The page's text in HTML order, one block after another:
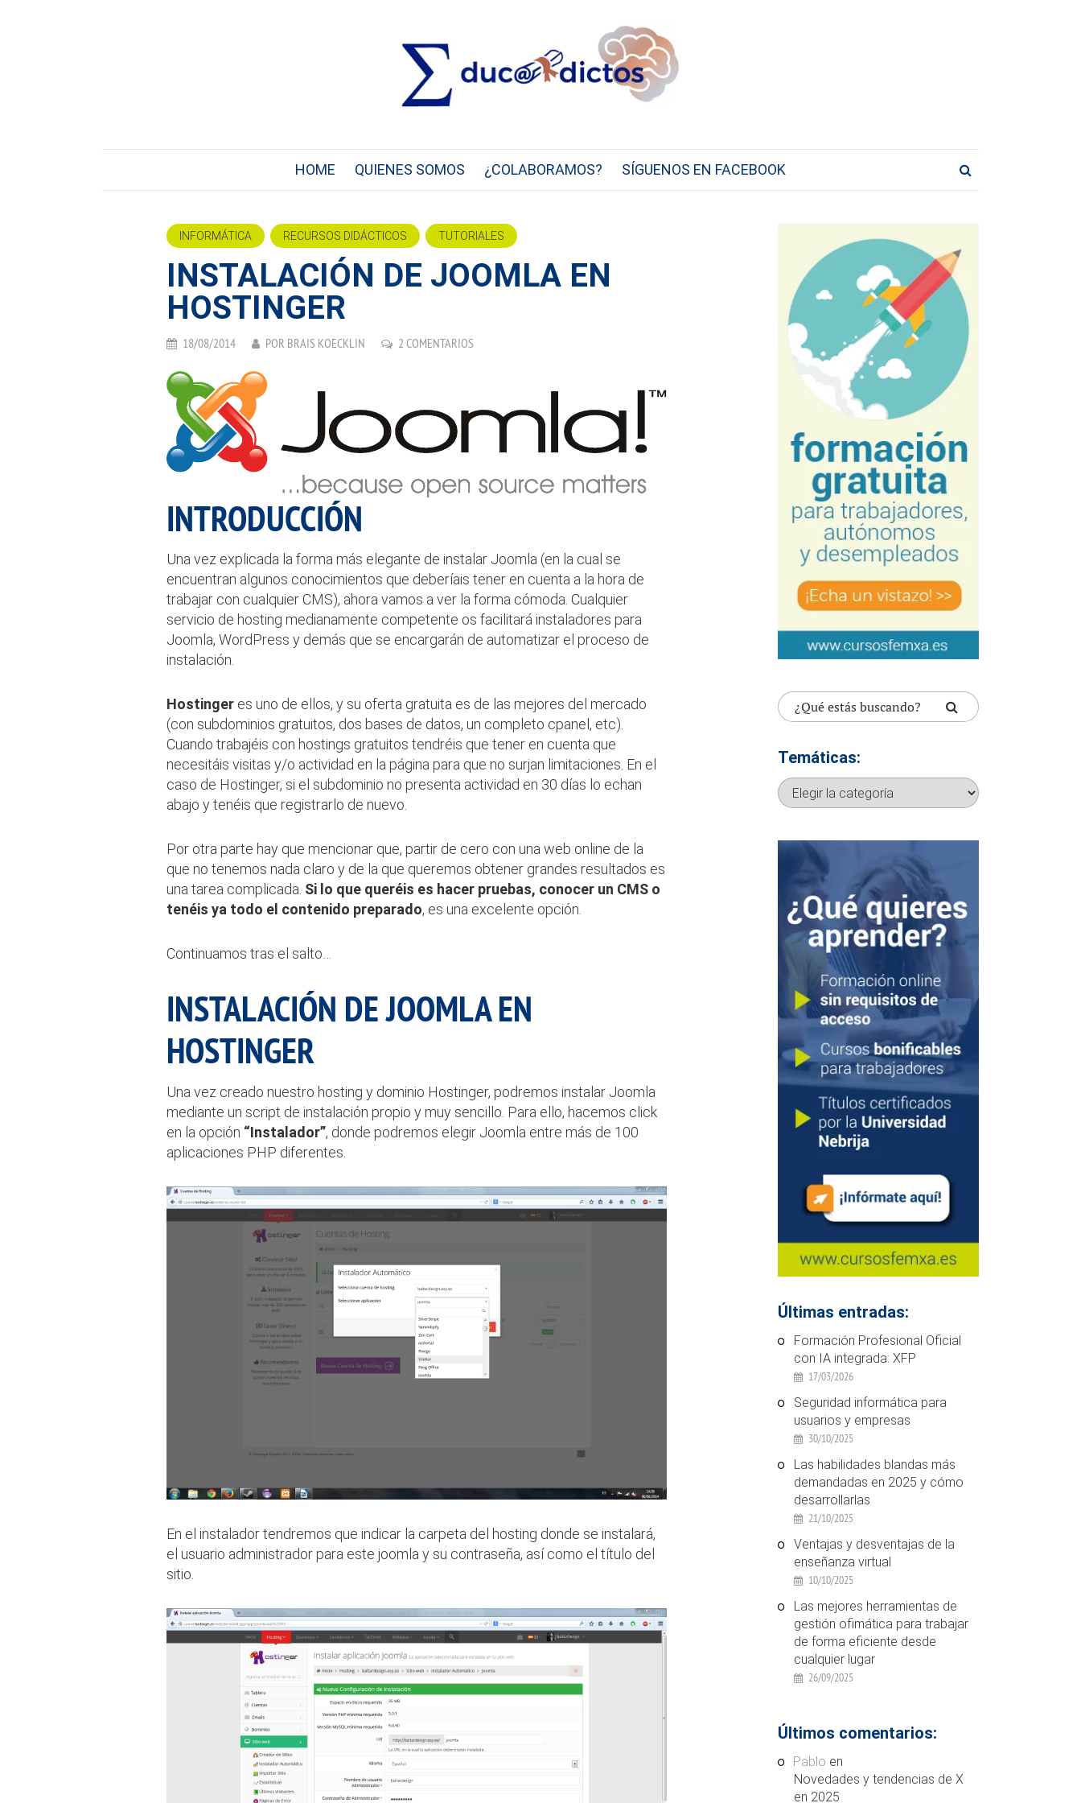
HOME QUIENES SOMOS ¿COLABORAMOS? SÍGUENOS EN FACEBOOK
INFORMÁTICA RECURSOS DIDÁCTICOS TUTORIALES
INSTALACIÓN DE JOOMLA EN
HOSTINGER
18/08/2014 POR BRAIS KOECKLIN 2 COMENTARIOS
INTRODUCCIÓN
Una vez explicada la forma más elegante de instalar Joomla (en la cual se
encuentran algunos conocimientos que deberíais tener en cuenta a la hora de
trabajar con cualquier CMS), ahora vamos a ver la forma cómoda. Cualquier
servicio de hosting medianamente competente os facilitará instaladores para
Joomla, WordPress y demás que se encargarán de automatizar el proceso de
instalación.
Hostinger es uno de ellos, y su oferta gratuita es de las mejores del mercado
(con subdominios gratuitos, dos bases de datos, un completo cpanel, etc).
Cuando trabajéis con hostings gratuitos tendréis que tener en cuenta que
necesitáis visitas y/o actividad en la página para que no surjan limitaciones. En el
caso de Hostinger, si el subdominio no presenta actividad en 30 días lo echan
abajo y tenéis que registrarlo de nuevo.
Por otra parte hay que mencionar que, partir de cero con una web online de la
que no tenemos nada claro y de la que queremos obtener grandes resultados es
una tarea complicada. Si lo que queréis es hacer pruebas, conocer un CMS o
tenéis ya todo el contenido preparado, es una excelente opción.
Continuamos tras el salto…
INSTALACIÓN DE JOOMLA EN
HOSTINGER
Una vez creado nuestro hosting y dominio Hostinger, podremos instalar Joomla
mediante un script de instalación propio y muy sencillo. Para ello, hacemos click
en la opción “Instalador”, donde podremos elegir Joomla entre más de 100
aplicaciones PHP diferentes.
En el instalador tendremos que indicar la carpeta del hosting donde se instalará,
el usuario administrador para este joomla y su contraseña, así como el título del
sitio.
Temáticas:
Temáticas:
Últimas entradas:
Formación Profesional Oficial
con IA integrada: XFP
17/03/2026
Seguridad informática para
usuarios y empresas
30/10/2025
Las habilidades blandas más
demandadas en 2025 y cómo
desarrollarlas
21/10/2025
Ventajas y desventajas de la
enseñanza virtual
10/10/2025
Las mejores herramientas de
gestión ofimática para trabajar
de forma eficiente desde
cualquier lugar
26/09/2025
Últimos comentarios:
Pablo en
Novedades y tendencias de X
en 2025